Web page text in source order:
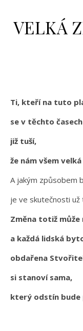
VELKÁ
Ti, kteří na tuto
se v těchto
již tuší,
že nám všem
A jakým způsobem
je ve skutečnosti už
Změna totiž
a každá lidská
obdařena
si stanoví sama,
který odstín bude